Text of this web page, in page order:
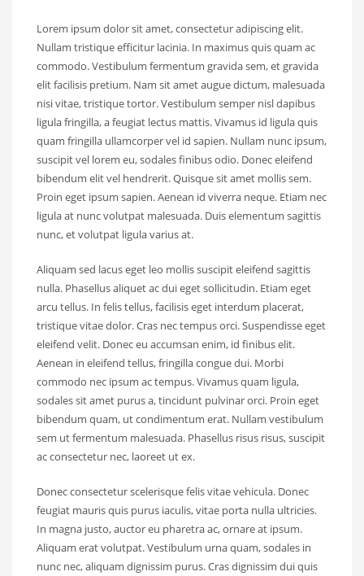
Lorem ipsum dolor sit amet, consectetur adipiscing elit.
Nullam tristique efficitur lacinia. In maximus quis quam ac
commodo. Vestibulum fermentum gravida sem, et gravida
elit facilisis pretium. Nam sit amet augue dictum, malesuada
nisi vitae, tristique tortor. Vestibulum semper nisl dapibus
ligula fringilla, a feugiat lectus mattis. Vivamus id ligula quis
quam fringilla ullamcorper vel id sapien. Nullam nunc ipsum,
suscipit vel lorem eu, sodales finibus odio. Donec eleifend
bibendum elit vel hendrerit. Quisque sit amet mollis sem.
Proin eget ipsum sapien. Aenean id viverra neque. Etiam nec
ligula at nunc volutpat malesuada. Duis elementum sagittis
nunc, et volutpat ligula varius at.
Aliquam sed lacus eget leo mollis suscipit eleifend sagittis
nulla. Phasellus aliquet ac dui eget sollicitudin. Etiam eget
arcu tellus. In felis tellus, facilisis eget interdum placerat,
tristique vitae dolor. Cras nec tempus orci. Suspendisse eget
eleifend velit. Donec eu accumsan enim, id finibus elit.
Aenean in eleifend tellus, fringilla congue dui. Morbi
commodo nec ipsum ac tempus. Vivamus quam ligula,
sodales sit amet purus a, tincidunt pulvinar orci. Proin eget
bibendum quam, ut condimentum erat. Nullam vestibulum
sem ut fermentum malesuada. Phasellus risus risus, suscipit
ac consectetur nec, laoreet ut ex.
Donec consectetur scelerisque felis vitae vehicula. Donec
feugiat mauris quis purus iaculis, vitae porta nulla ultricies.
In magna justo, auctor eu pharetra ac, ornare at ipsum.
Aliquam erat volutpat. Vestibulum urna quam, sodales in
nunc nec, aliquam dignissim purus. Cras dignissim dui quis